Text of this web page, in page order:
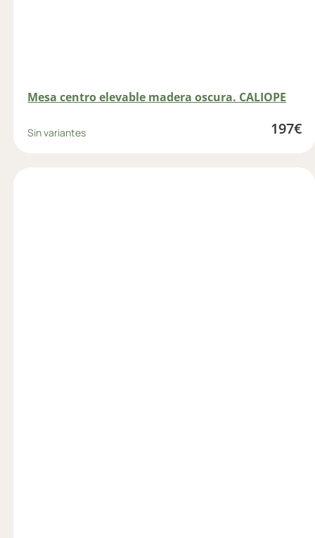
Mesa centro elevable madera oscura. CALIOPE
Sin variantes 197€